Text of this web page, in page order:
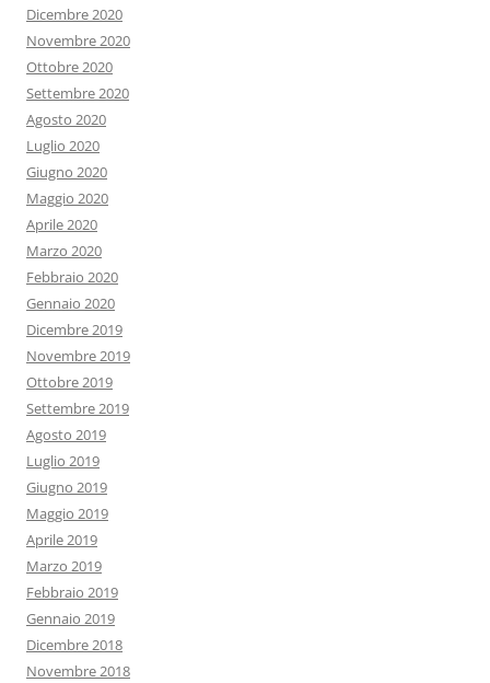
Dicembre 2020
Novembre 2020
Ottobre 2020
Settembre 2020
Agosto 2020
Luglio 2020
Giugno 2020
Maggio 2020
Aprile 2020
Marzo 2020
Febbraio 2020
Gennaio 2020
Dicembre 2019
Novembre 2019
Ottobre 2019
Settembre 2019
Agosto 2019
Luglio 2019
Giugno 2019
Maggio 2019
Aprile 2019
Marzo 2019
Febbraio 2019
Gennaio 2019
Dicembre 2018
Novembre 2018